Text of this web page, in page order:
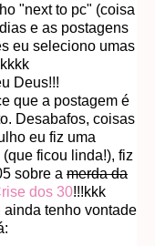
"next to pc" (coisa
e as postagens
eu seleciono umas
Deus!!!
que a postagem é
Desabafos, coisas
eu fiz uma
(que ficou linda!), fiz
sobre a merda da
dos 30!!!kkk
ainda tenho vontade